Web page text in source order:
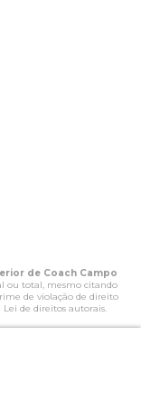
de Coach Campo
ou total, mesmo citando
de violação de direito
Lei de direitos autorais.